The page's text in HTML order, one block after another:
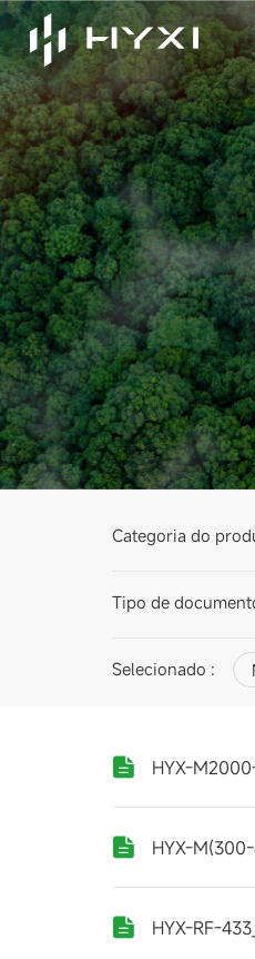
Categoria do
Tipo de
Selecionado :
HYX-
HYX-M(300-
HYX-RF-